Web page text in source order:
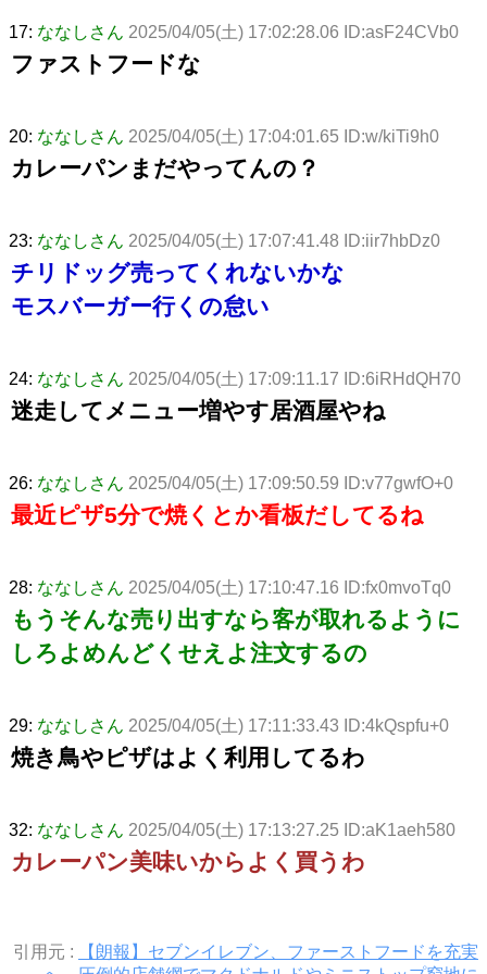
17: ななしさん 2025/04/05(土) 17:02:28.06 ID:asF24CVb0
ファストフードな
20: ななしさん 2025/04/05(土) 17:04:01.65 ID:w/kiTi9h0
カレーパンまだやってんの？
23: ななしさん 2025/04/05(土) 17:07:41.48 ID:iir7hbDz0
チリドッグ売ってくれないかな
モスバーガー行くの怠い
24: ななしさん 2025/04/05(土) 17:09:11.17 ID:6iRHdQH70
迷走してメニュー増やす居酒屋やね
26: ななしさん 2025/04/05(土) 17:09:50.59 ID:v77gwfO+0
最近ピザ5分で焼くとか看板だしてるね
28: ななしさん 2025/04/05(土) 17:10:47.16 ID:fx0mvoTq0
もうそんな売り出すなら客が取れるように
しろよめんどくせえよ注文するの
29: ななしさん 2025/04/05(土) 17:11:33.43 ID:4kQspfu+0
焼き鳥やピザはよく利用してるわ
32: ななしさん 2025/04/05(土) 17:13:27.25 ID:aK1aeh580
カレーパン美味いからよく買うわ
引用元 :
【朗報】セブンイレブン、ファーストフードを充実